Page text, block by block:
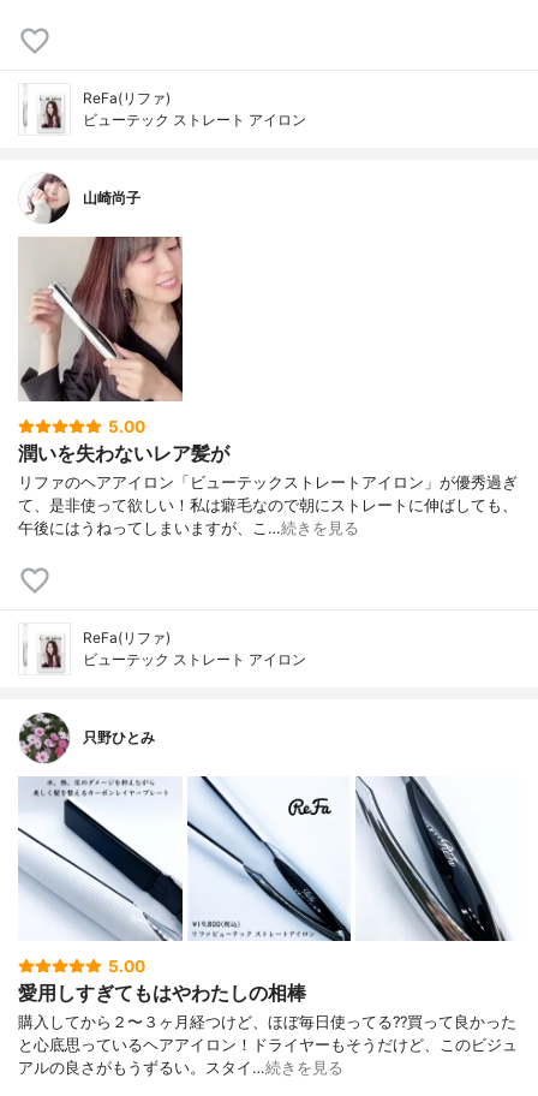
ReFa(リファ)
ビューテック ストレート アイロン
山崎尚子
5.00
潤いを失わないレア髪が
リファのヘアアイロン「ビューテックストレートアイロン」が優秀過ぎ
て、是非使って欲しい！私は癖毛なので朝にストレートに伸ばしても、
午後にはうねってしまいますが、こ…続きを見る
ReFa(リファ)
ビューテック ストレート アイロン
只野ひとみ
5.00
愛用しすぎてもはやわたしの相棒
購入してから２〜３ヶ月経つけど、ほぼ毎日使ってる??買って良かった
と心底思っているヘアアイロン！ドライヤーもそうだけど、このビジュ
アルの良さがもうずるい。スタイ…続きを見る